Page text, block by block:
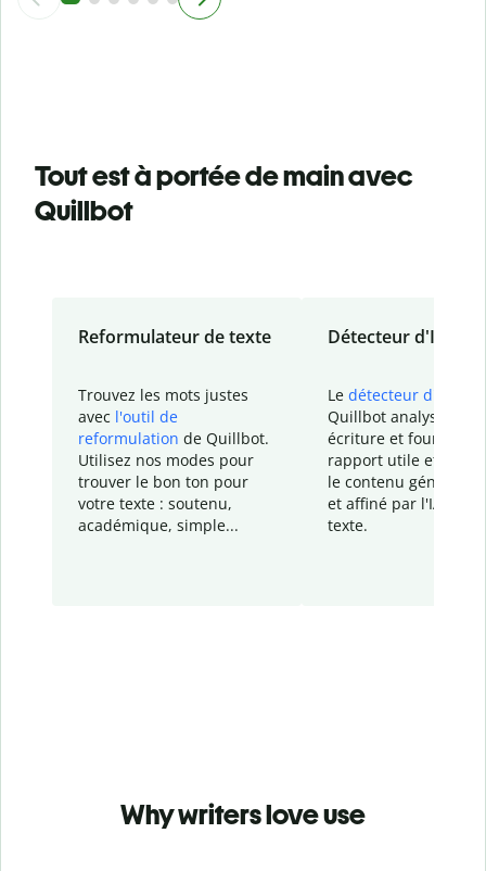
Tout est à portée de main avec
Quillbot
Reformulateur de texte
Trouvez les mots justes
avec l'outil de
reformulation de Quillbot.
Utilisez nos modes pour
trouver le bon ton pour
votre texte : soutenu,
académique, simple...
Détecteur d'IA
Le détecteur d'IA
Quillbot analyse votre
écriture et fournit un
rapport utile et
le contenu généré
et affiné par l'IA
texte.
Why writers love use